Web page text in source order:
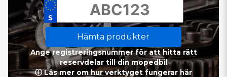
Hämta produkter
Ange registreringsnummer för att hitta rätt
reservdelar till din mopedbil
ⓘ Läs mer om hur verktyget fungerar här